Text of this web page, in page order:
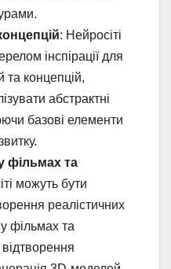
: Нейросіті
інспірації для
та концепцій,
абстрактні
базові елементи
фільмах та
можуть бути
реалістичних
фільмах та
відтворення